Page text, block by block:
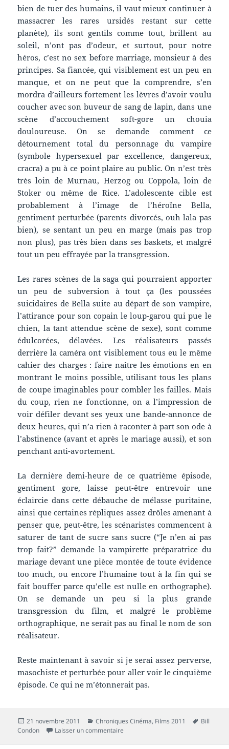
bien de tuer des humains, il vaut mieux continuer à
massacrer les rares ursidés restant sur cette
planète), ils sont gentils comme tout, brillent au
soleil, n’ont pas d’odeur, et surtout, pour notre
héros, c’est no sex before marriage, monsieur à des
principes. Sa fiancée, qui visiblement est un peu en
manque, et on ne peut que la comprendre, s’en
mordra d’ailleurs fortement les lèvres d’avoir voulu
coucher avec son buveur de sang de lapin, dans une
scène d’accouchement soft-gore un chouia
douloureuse. On se demande comment ce
détournement total du personnage du vampire
(symbole hypersexuel par excellence, dangereux,
cracra) a pu à ce point plaire au public. On n’est très
très loin de Murnau, Herzog ou Coppola, loin de
Stoker ou même de Rice. L’adolescente cible est
probablement à l’image de l’héroïne Bella,
gentiment perturbée (parents divorcés, ouh lala pas
bien), se sentant un peu en marge (mais pas trop
non plus), pas très bien dans ses baskets, et malgré
tout un peu effrayée par la transgression.
Les rares scènes de la saga qui pourraient apporter
un peu de subversion à tout ça (les poussées
suicidaires de Bella suite au départ de son vampire,
l’attirance pour son copain le loup-garou qui pue le
chien, la tant attendue scène de sexe), sont comme
édulcorées, délavées. Les réalisateurs passés
derrière la caméra ont visiblement tous eu le même
cahier des charges : faire naître les émotions en en
montrant le moins possible, utilisant tous les plans
de coupe imaginables pour combler les failles. Mais
du coup, rien ne fonctionne, on a l’impression de
voir défiler devant ses yeux une bande-annonce de
deux heures, qui n’a rien à raconter à part son ode à
l’abstinence (avant et après le mariage aussi), et son
penchant anti-avortement.
La dernière demi-heure de ce quatrième épisode,
gentiment gore, laisse peut-être entrevoir une
éclaircie dans cette débauche de mélasse puritaine,
ainsi que certaines répliques assez drôles amenant à
penser que, peut-être, les scénaristes commencent à
saturer de tant de sucre sans sucre (“Je n’en ai pas
trop fait?” demande la vampirette préparatrice du
mariage devant une pièce montée de toute évidence
too much, ou encore l’humaine tout à la fin qui se
fait bouffer parce qu’elle est nulle en orthographe).
On se demande un peu si la plus grande
transgression du film, et malgré le problème
orthographique, ne serait pas au final le nom de son
réalisateur.
Reste maintenant à savoir si je serai assez perverse,
masochiste et perturbée pour aller voir le cinquième
épisode. Ce qui ne m’étonnerait pas.
Publié
le
21 novembre 2011 Catégories
Chroniques Cinéma, Films 2011
Mots-
Bill
Condon
Laisser un commentaire